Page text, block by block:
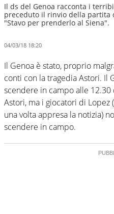
Il ds del Genoa racconta i
preceduto il rinvio della partita
"Stavo per prenderlo al Siena".
04/03/18 18:20
Il Genoa è stato, proprio
conti con la tragedia Astori. Il
scendere in campo alle
Astori, ma i giocatori di Lopez
una volta appresa la notizia)
scendere in campo.